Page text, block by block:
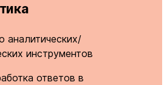
аналитических/
инструментов
ответов в